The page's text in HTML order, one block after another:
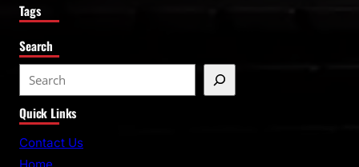
Tags
Search
e
a
r
Quick Links
Contact Us